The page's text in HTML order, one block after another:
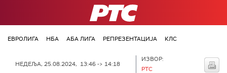
РТС
ЕВРОЛИГА НБА АБА ЛИГА РЕПРЕЗЕНТАЦИЈА КЛС
НЕДЕЉА, 25.08.2024, 13:46 -> 14:18
ИЗВОР:
РТС